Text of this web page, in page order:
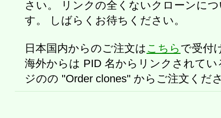
さい。 リンクの全くないクローンに
す。 しばらくお待ちください。
日本国内からのご注文は こちら で受付
海外からは PID 名からリンクされて
ジのの "Order clones" からご注文くだ